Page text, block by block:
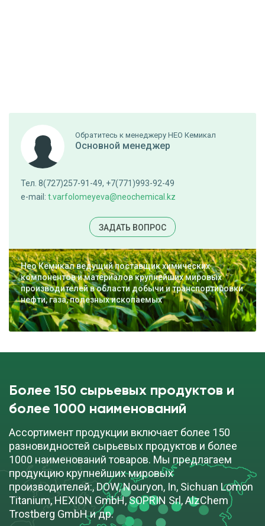
Обратитесь к менеджеру НЕО Кемикал
Основной менеджер
Тел. 8(727)257-91-49, +7(771)993-92-49
e-mail: t.varfolomeyeva@neochemical.kz
ЗАДАТЬ ВОПРОС
Нео Кемикал ведущий поставщик химических
компонентов и материалов крупнейших мировых
производителей в области добычи и транспортировки
нефти, газа, полезных ископаемых
Более 150 сырьевых продуктов и
более 1000 наименований
Ассортимент продукции включает более 150
разновидностей сырьевых продуктов и более
1000 наименований товаров. Мы предлагаем
продукцию крупнейших мировых
производителей:, DOW, Nouryon, In, Sichuan Lomon
Titanium, HEXION GmbH, SOPRIN Srl, AlzChem
Trostberg GmbH и др.